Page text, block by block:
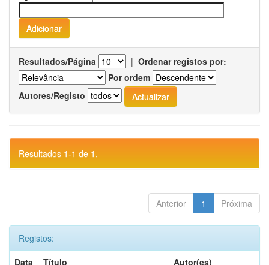
Resultados/Página | Ordenar registos por:
Por ordem
Autores/Registo
Resultados 1-1 de 1.
Anterior 1 Próxima
Registos:
Data
Título
Autor(es)